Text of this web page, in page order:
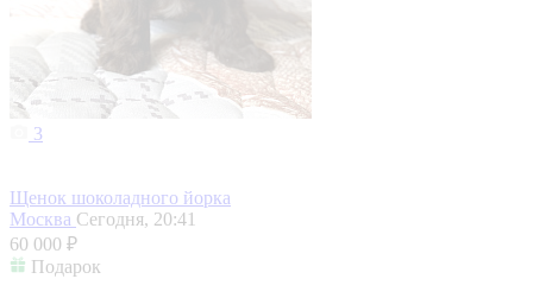
3
Щенок шоколадного йорка
Москва Сегодня, 20:41
60 000 ₽
Подарок